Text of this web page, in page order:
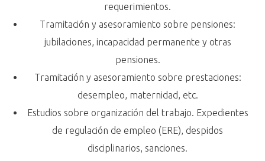
requerimientos.
Tramitación y asesoramiento sobre pensiones:
jubilaciones, incapacidad permanente y otras
pensiones.
Tramitación y asesoramiento sobre prestaciones:
desempleo, maternidad, etc.
Estudios sobre organización del trabajo. Expedientes
de regulación de empleo (ERE), despidos
disciplinarios, sanciones.